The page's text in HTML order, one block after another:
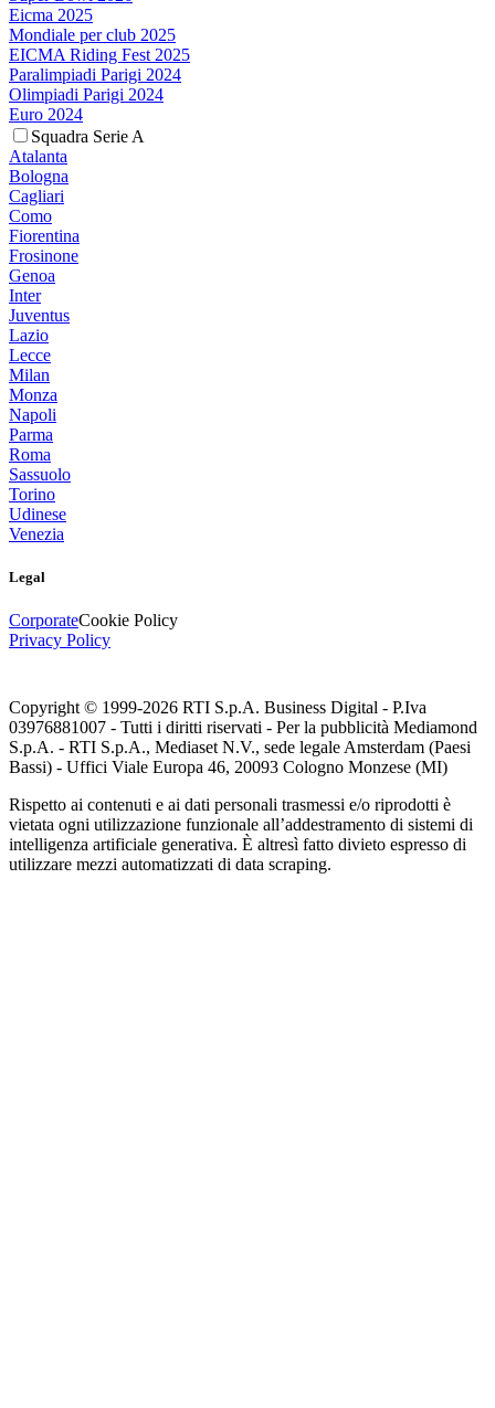
Eicma 2025
Mondiale per club 2025
EICMA Riding Fest 2025
Paralimpiadi Parigi 2024
Olimpiadi Parigi 2024
Euro 2024
Squadra Serie A
Atalanta
Bologna
Cagliari
Como
Fiorentina
Frosinone
Genoa
Inter
Juventus
Lazio
Lecce
Milan
Monza
Napoli
Parma
Roma
Sassuolo
Torino
Udinese
Venezia
Legal
CorporateCookie Policy
Privacy Policy
Copyright © 1999-2026 RTI S.p.A. Business Digital - P.Iva
03976881007 - Tutti i diritti riservati - Per la pubblicità Mediamond
S.p.A. - RTI S.p.A., Mediaset N.V., sede legale Amsterdam (Paesi
Bassi) - Uffici Viale Europa 46, 20093 Cologno Monzese (MI)
Rispetto ai contenuti e ai dati personali trasmessi e/o riprodotti è
vietata ogni utilizzazione funzionale all’addestramento di sistemi di
intelligenza artificiale generativa. È altresì fatto divieto espresso di
utilizzare mezzi automatizzati di data scraping.